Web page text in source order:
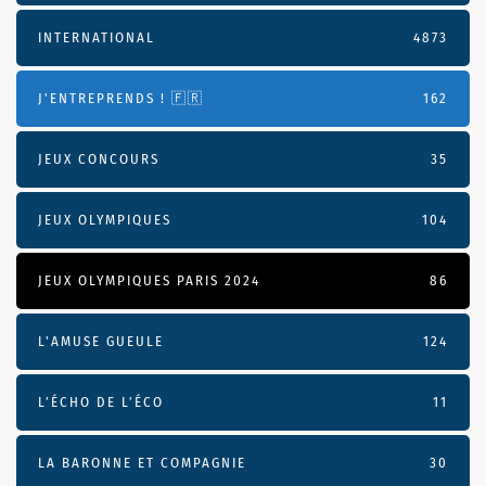
INTERNATIONAL 4873
J'ENTREPRENDS ! 🇫🇷 162
JEUX CONCOURS 35
JEUX OLYMPIQUES 104
JEUX OLYMPIQUES PARIS 2024 86
L'AMUSE GUEULE 124
L’ÉCHO DE L’ÉCO 11
LA BARONNE ET COMPAGNIE 30